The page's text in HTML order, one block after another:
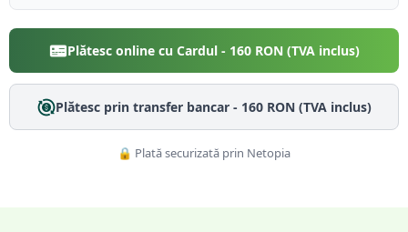
Plătesc online cu Cardul - 160RON (TVA inclus)
Plătesc prin transfer bancar - 160RON (TVA inclus)
🔒 Plată securizată prin Netopia